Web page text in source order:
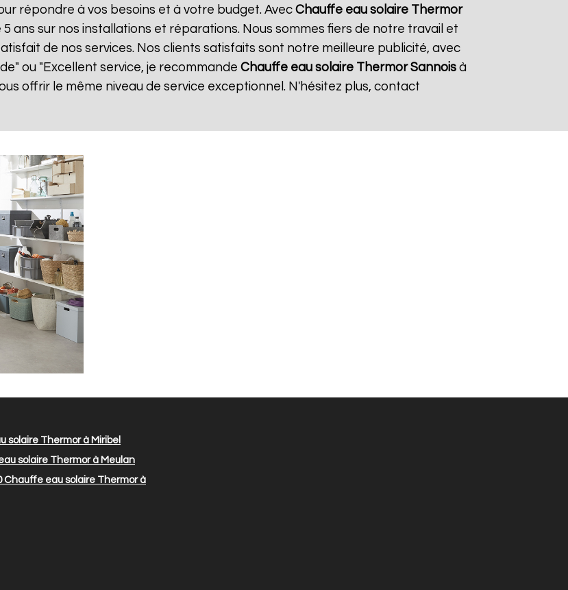
répondre à vos besoins et à votre budget. Avec Chauffe eau solaire Thermor
ans sur nos installations et réparations. Nous sommes fiers de notre travail et
de nos services. Nos clients satisfaits sont notre meilleure publicité, avec
ou "Excellent service, je recommande Chauffe eau solaire Thermor Sannoisà
offrir le même niveau de service exceptionnel. N'hésitez plus, contact
solaire Thermor à Miribel
solaire Thermor à Meulan
Chauffe eau solaire Thermor à